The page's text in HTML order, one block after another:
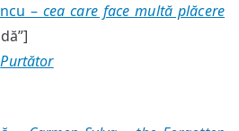
– cea care face multă plăcere
Purtător